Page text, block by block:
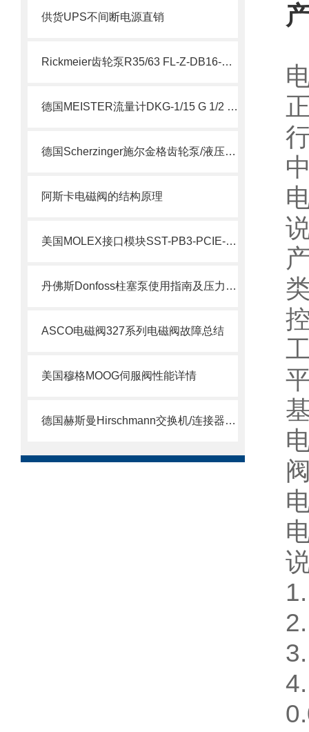
供货UPS不间断电源直销
Rickmeier齿轮泵R35/63 FL-Z-DB16-W-SAE2-R为石油系统保驾护航
德国MEISTER流量计DKG-1/15 G 1/2 VA NOC 说明
德国Scherzinger施尔金格齿轮泵/液压泵供应说明
阿斯卡电磁阀的结构原理
美国MOLEX接口模块SST-PB3-PCIE-2 产品解析
丹佛斯Donfoss柱塞泵使用指南及压力调节教程
ASCO电磁阀327系列电磁阀故障总结
美国穆格MOOG伺服阀性能详情
德国赫斯曼Hirschmann交换机/连接器介绍